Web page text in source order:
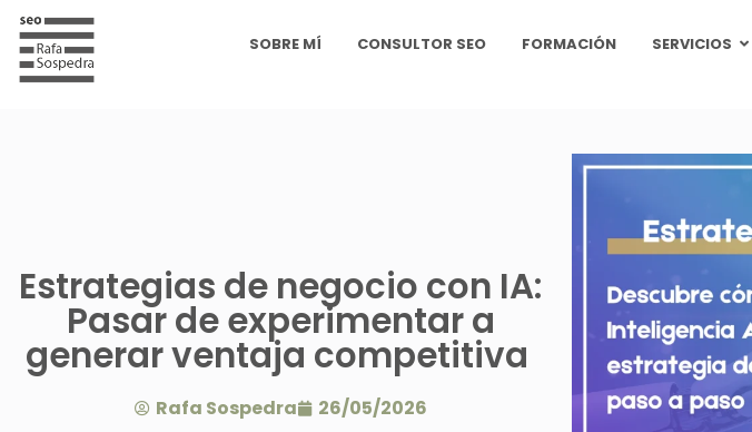
SOBRE MÍ CONSULTOR SEO FORMACIÓN SERVICIOS
Estrategias de negocio con IA:
Pasar de experimentar a
generar ventaja competitiva
Rafa Sospedra 26/05/2026